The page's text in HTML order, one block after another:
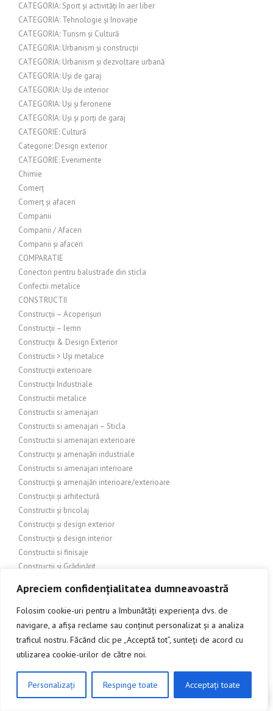
Apreciem confidențialitatea dumneavoastră
Folosim cookie-uri pentru a îmbunătăți experiența dvs. de
navigare, a afișa reclame sau conținut personalizat și a analiza
traficul nostru. Făcând clic pe „Acceptă tot”, sunteți de acord cu
utilizarea cookie-urilor de către noi.
Personalizați Respinge toate Acceptați toate
CATEGORIA: Sport și activități în aer liber
CATEGORIA: Tehnologie și Inovație
CATEGORIA: Turism și Cultură
CATEGORIA: Urbanism și construcții
CATEGORIA: Urbanism și dezvoltare urbană
CATEGORIA: Uși de garaj
CATEGORIA: Uși de interior
CATEGORIA: Uși și feronerie
CATEGORIA: Uși și porți de garaj
CATEGORIE: Cultură
Categorie: Design exterior
CATEGORIE: Evenimente
Chimie
Comerț
Comerț și afaceri
Companii
Companii / Afaceri
Companii și afaceri
COMPARATIE
Conectori pentru balustrade din sticla
Confectii metalice
CONSTRUCTII
Construcții – Acoperișuri
Construcții – lemn
Construcții & Design Exterior
Constructii > Uși metalice
Construcții exterioare
Construcții Industriale
Constructii metalice
Constructii si amenajari
Constructii si amenajari – Sticla
Constructii si amenajari exterioare
Construcții și amenajări industriale
Constructii si amenajari interioare
Construcții și amenajări interioare/exterioare
Construcții și arhitectură
Constructii și bricolaj
Construcții și design exterior
Construcții și design interior
Constructii si finisaje
Construcții și Grădinărit
CONSTRUCȚII ȘI ÎMBUNĂTĂȚIRI DOMESTICE
Construcții și Imobiliare
Construcții și industrie
Construcții și infrastructură
Construcții și inginerie
Constructii si materiale de constructii
CLICK AICI PENTRU A DISCUTA